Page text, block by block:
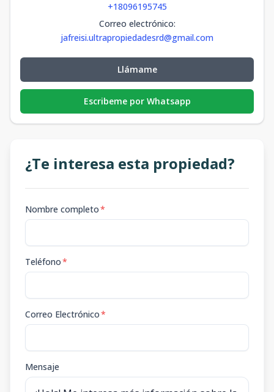
+18096195745
Correo electrónico:
jafreisi.ultrapropiedadesrd@gmail.com
Llámame
Escribeme por Whatsapp
¿Te interesa esta propiedad?
Nombre completo*
Teléfono*
Correo Electrónico*
Mensaje